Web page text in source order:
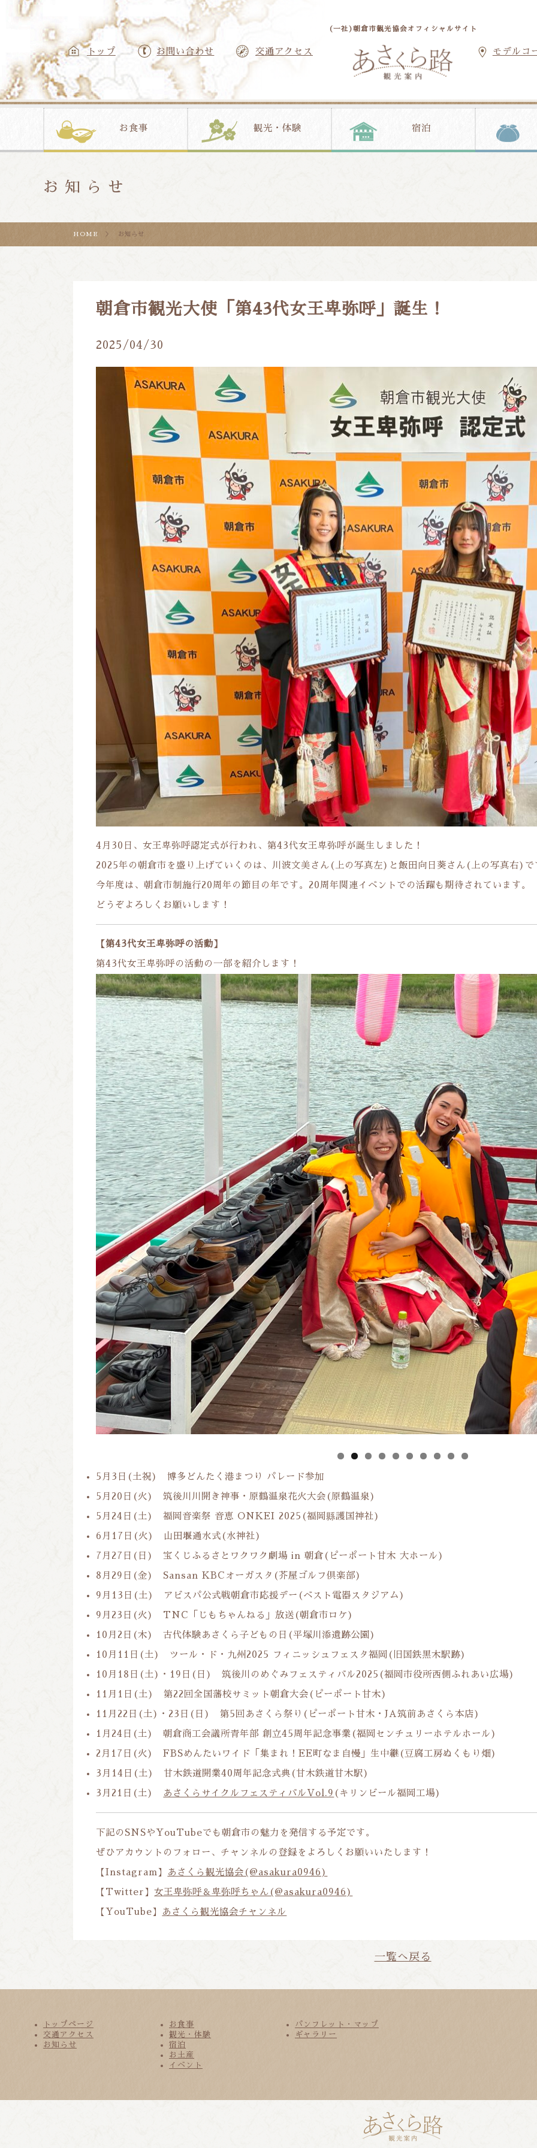
トップ お問い合わせ 交通アクセス
(一社)朝倉市観光協会オフィシャルサイト
モデルコ
お食事 観光・体験 宿泊
お知らせ
HOME ＞ お知らせ
朝倉市観光大使「第43代女王卑弥呼」誕生！
2025/04/30
4月30日、女王卑弥呼認定式が行われ、第43代女王卑弥呼が誕生しました！
2025年の朝倉市を盛り上げていくのは、川波文美さん(上の写真左)と飯田向日葵さん(上の写真右)で
今年度は、朝倉市制施行20周年の節目の年です。20周年関連イベントでの活躍も期待されています。
どうぞよろしくお願いします！
【第43代女王卑弥呼の活動】
第43代女王卑弥呼の活動の一部を紹介します！
5月3日(土祝) 博多どんたく港まつり パレード参加
5月20日(火) 筑後川川開き神事・原鶴温泉花火大会(原鶴温泉)
5月24日(土) 福岡音楽祭 音恵 ONKEI 2025(福岡縣護国神社)
6月17日(火) 山田堰通水式(水神社)
7月27日(日) 宝くじふるさとワクワク劇場 in 朝倉(ピーポート甘木 大ホール)
8月29日(金) Sansan KBCオーガスタ(芥屋ゴルフ倶楽部)
9月13日(土) アビスパ公式戦朝倉市応援デー(ベスト電器スタジアム)
9月23日(火) TNC「じもちゃんねる」放送(朝倉市ロケ)
10月2日(木) 古代体験あさくら子どもの日(平塚川添遺跡公園)
10月11日(土) ツール・ド・九州2025 フィニッシュフェスタ福岡(旧国鉄黒木駅跡)
10月18日(土)・19日(日) 筑後川のめぐみフェスティバル2025(福岡市役所西側ふれあい広場)
11月1日(土) 第22回全国藩校サミット朝倉大会(ピーポート甘木)
11月22日(土)・23日(日) 第5回あさくら祭り(ピーポート甘木・JA筑前あさくら本店)
1月24日(土) 朝倉商工会議所青年部 創立45周年記念事業(福岡センチュリーホテルホール)
2月17日(火) FBSめんたいワイド「集まれ！EE町なま自慢」生中継(豆腐工房ぬくもり畑)
3月14日(土) 甘木鉄道開業40周年記念式典(甘木鉄道甘木駅)
3月21日(土) あさくらサイクルフェスティバルVol.9 (キリンビール福岡工場)
下記のSNSやYouTubeでも朝倉市の魅力を発信する予定です。
ぜひアカウントのフォロー、チャンネルの登録をよろしくお願いいたします！
【Instagram】 あさくら観光協会(@asakura0946)
【Twitter】女王卑弥呼＆卑弥呼ちゃん(@asakura0946)
【YouTube】 あさくら観光協会チャンネル
一覧へ戻る
トップページ
交通アクセス
お知らせ
お食事
観光・体験
宿泊
お土産
イベント
パンフレット・マップ
ギャラリー